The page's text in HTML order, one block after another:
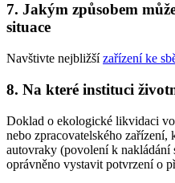
7. Jakým způsobem
situace
Navštivte nejbližšízařízení ke
8. Na které instituci
Doklad o ekologické likvidaci
nebo zpracovatelského zařízení,
autovraky (povolení k nakládání
oprávněno vystavit potvrzení o